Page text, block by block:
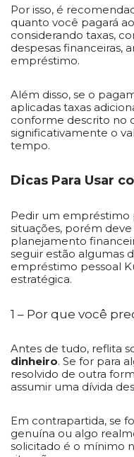
Por isso, é
quanto você pagará
considerando taxas,
despesas financeiras,
empréstimo.
Além disso, se o
aplicadas taxas
conforme descrito no
significativamente o
tempo.
Dicas Para Usar
Pedir um empréstimo
situações, porém
planejamento
seguir estão algumas
empréstimo pessoal
estratégica.
1 – Por que você
Antes de tudo, reflita
dinheiro. Se for para
resolvido de outra
assumir uma dívida
Em contrapartida, se
genuína ou algo
solicitado é o mínimo